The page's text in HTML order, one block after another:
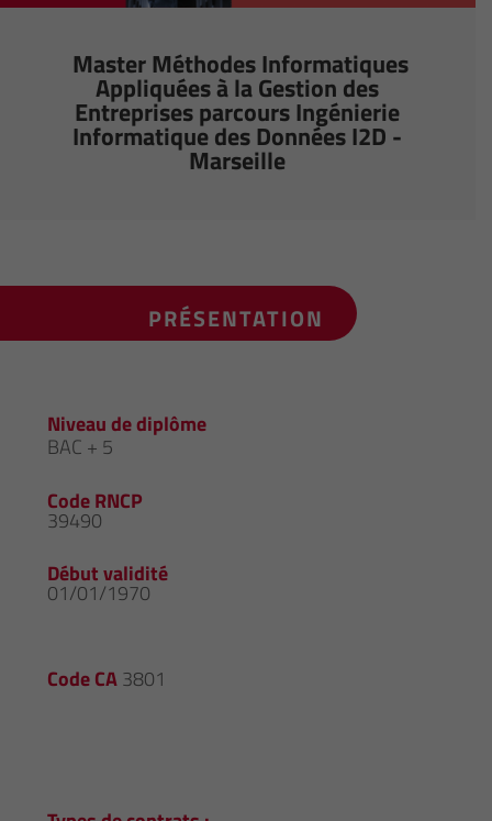
Master Méthodes Informatiques
Appliquées à la Gestion des
Entreprises parcours Ingénierie
Informatique des Données I2D -
Marseille
PRÉSENTATION
Niveau de diplôme
BAC + 5
Code RNCP
39490
Début validité
01/01/1970
Code CA3801